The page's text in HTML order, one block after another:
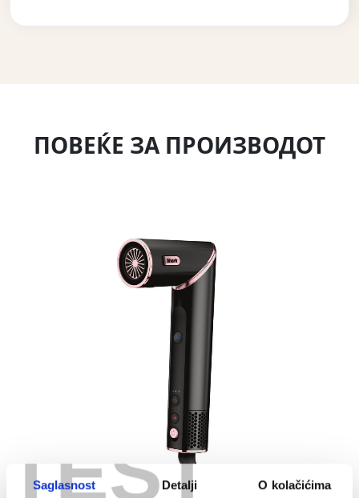
TEST
Saglasnost Detalji O kolačićima
ПОВЕЌЕ ЗА ПРОИЗВОДОТ